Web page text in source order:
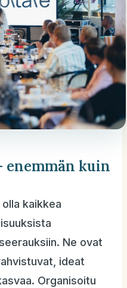
kuin
kaikkea
Ne ovat
ideat
Organisoitu